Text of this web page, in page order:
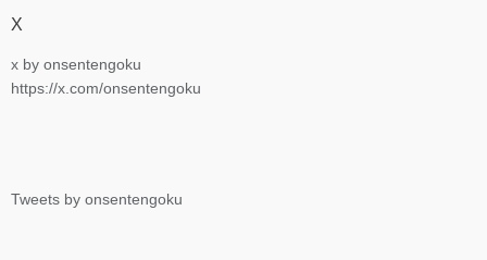
X
x by onsentengoku
https://x.com/onsentengoku
Tweets by onsentengoku